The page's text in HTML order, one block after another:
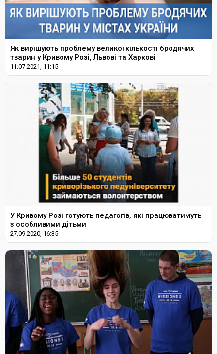
Як вирішують проблему великої кількості бродячих
тварин у Кривому Розі, Львові та Харкові
11.07.2021, 11:15
У Кривому Розі готують педагогів, які працюватимуть
з особливими дітьми
27.09.2020, 16:35